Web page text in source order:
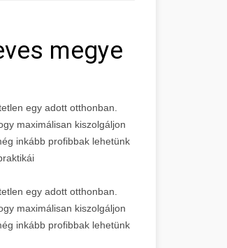
megye
egy adott otthonban.
maximálisan kiszolgáljon
inkább profibbak lehetünk
egy adott otthonban.
maximálisan kiszolgáljon
inkább profibbak lehetünk